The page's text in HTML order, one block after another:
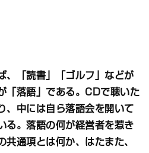
、「読書」「ゴルフ」などが
「落語」である。CDで聴いた
、中には自ら落語会を開いて
る。落語の何が経営者を惹き
共通項とは何か、はたまた、